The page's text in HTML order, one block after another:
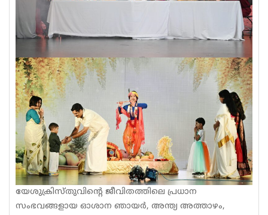
യേശുക്രിസ്തുവിന്റെ ജീവിതത്തിലെ പ്രധാന
സംഭവങ്ങളായ ഓശാന ഞായർ, അന്ത്യ അത്താഴം,